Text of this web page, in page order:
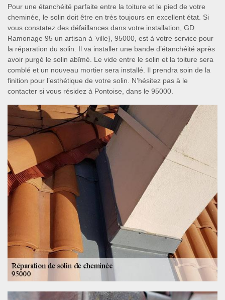
Pour une étanchéité parfaite entre la toiture et le pied de votre
cheminée, le solin doit être en très toujours en excellent état. Si
vous constatez des défaillances dans votre installation, GD
Ramonage 95 un artisan à ‘ville}, 95000, est à votre service pour
la réparation du solin. Il va installer une bande d’étanchéité après
avoir purgé le solin abîmé. Le vide entre le solin et la toiture sera
comblé et un nouveau mortier sera installé. Il prendra soin de la
finition pour l’esthétique de votre solin. N’hésitez pas à le
contacter si vous résidez à Pontoise, dans le 95000.